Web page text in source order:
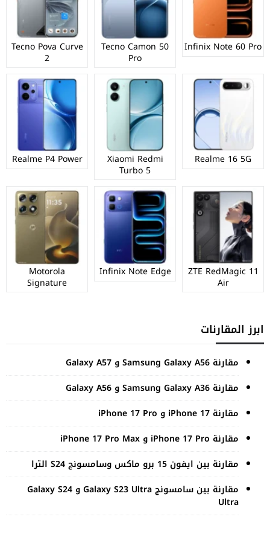
Infinix Note 60 Pro
Tecno Camon 50
Pro
Tecno Pova Curve
2
Realme 16 5G
Xiaomi Redmi
Turbo 5
Realme P4 Power
ZTE RedMagic 11
Air
Infinix Note Edge
Motorola
Signature
ابرز المقارنات
مقارنة Samsung Galaxy A56 و Galaxy A57
مقارنة Samsung Galaxy A36 و Galaxy A56
مقارنة iPhone 17 و iPhone 17 Pro
مقارنة iPhone 17 Pro و iPhone 17 Pro Max
مقارنة بين ايفون 15 برو ماكس وسامسونج S24 الترا
مقارنة بين سامسونج Galaxy S23 Ultra و Galaxy S24
Ultra